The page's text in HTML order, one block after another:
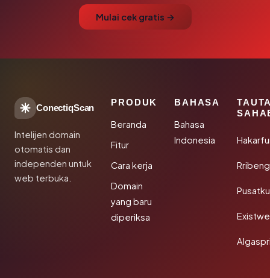
Mulai cek gratis →
ConectiqScan
Intelijen domain
otomatis dan
independen untuk
web terbuka.
PRODUK
Beranda
Fitur
Cara kerja
Domain
yang baru
diperiksa
BAHASA
Bahasa
Indonesia